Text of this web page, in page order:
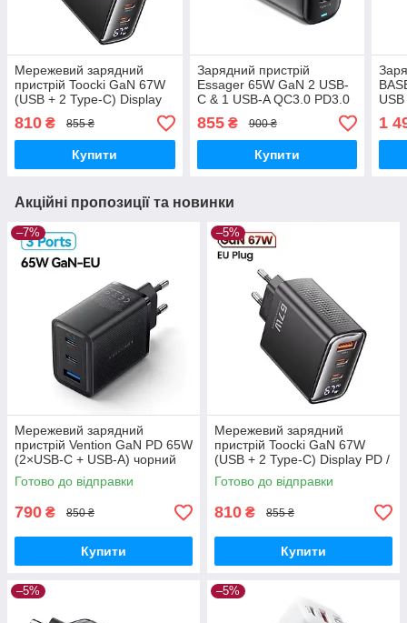
Мережевий зарядний
пристрій Toocki GaN 67W
(USB + 2 Type-C) Display
PD / QC4.0 Black
810 ₴ 855 ₴
Купити
Зарядний пристрій
Essager 65W GaN 2 USB-
С & 1 USB-A QC3.0 PD3.0
Fast Charge
855₴ 900 ₴
Купити
1
Акційні пропозиції та новинки
–7%
Мережевий зарядний
пристрій Vention GaN PD 65W
(2×USB-C + USB-A) чорний
(FERB0)
Готово до відправки
790 ₴ 850 ₴
Купити
–5%
Мережевий зарядний
пристрій Toocki GaN 67W
(USB + 2 Type-C) Display PD /
QC4.0 Black
Готово до відправки
810 ₴ 855 ₴
Купити
–5% –5%